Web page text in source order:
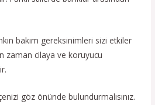
bakım gereksinimleri sizi etkiler
zaman cilaya ve koruyucu
göz önünde bulundurmalısınız.